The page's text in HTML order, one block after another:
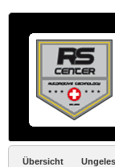
Übersicht